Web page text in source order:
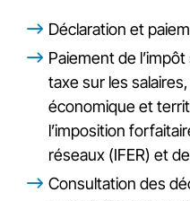
Déclaration et
Paiement de
taxe sur les
économique et
l’imposition
réseaux (IFER) et
Consultation des